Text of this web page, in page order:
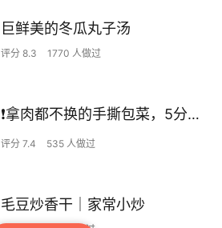
巨鲜美的冬瓜丸子汤
评分 8.3 1770 人做过
❗拿肉都不换的手撕包菜，5分钟快手家常菜🔥
评分 7.4 535 人做过
毛豆炒香干｜家常小炒